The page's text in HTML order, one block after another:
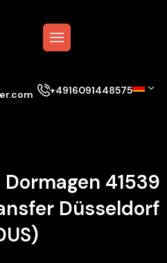
+4916091448575
41539
Düsseldorf